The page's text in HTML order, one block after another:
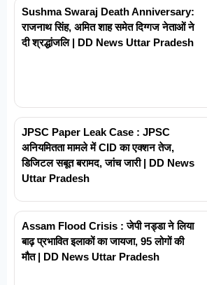
Sushma Swaraj Death Anniversary:
राजनाथ सिंह, अमित शाह समेत दिग्गज नेताओं ने
दी श्रद्धांजलि | DD News Uttar Pradesh
JPSC Paper Leak Case : JPSC
अनियमितता मामले में CID का एक्शन तेज,
डिजिटल सबूत बरामद, जांच जारी | DD News
Uttar Pradesh
Assam Flood Crisis : जेपी नड्डा ने लिया
बाढ़ प्रभावित इलाकों का जायजा, 95 लोगों की
मौत | DD News Uttar Pradesh